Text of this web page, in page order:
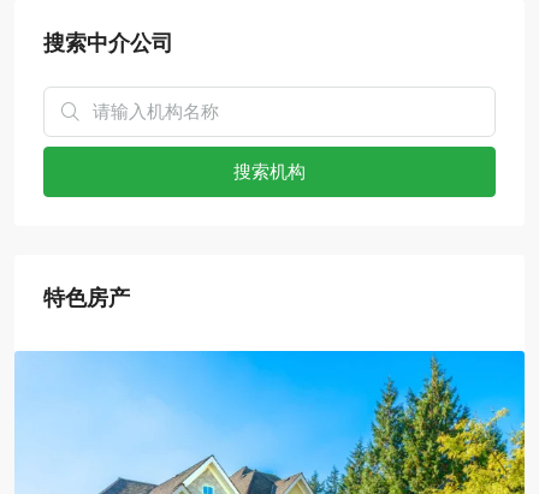
搜索中介公司
搜索机构
特色房产